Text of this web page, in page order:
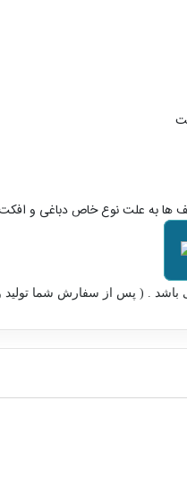
ها به علت نوع خاص دباغی و